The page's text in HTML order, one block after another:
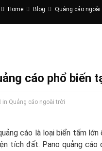
Home Blog Quảng cáo
cáo phổ biến
in Quảng cáo ngoài trời
cáo là loại biển tấm
tích đất. Pano quảng cáo